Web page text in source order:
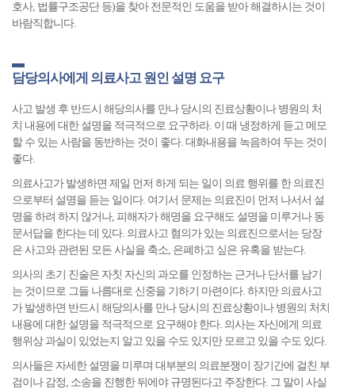
호사, 법률구조공단 등)을 찾아 전문적인 도움을 받아 해결하시는 것이
바람직합니다.
담당의사에게 의료사고 원인 설명 요구
사고 발생 후 반드시 해당의사를 만나 당시의 진료상황이나 병원의 처
치 내용에 대한 설명을 적극적으로 요구하라. 이 때 냉정하게 듣고 메모
할 수 있는 사람을 동반하는 것이 좋다. 대화내용을 녹음하여 두는 것이
좋다.
의료사고가 발생하면 제일 먼저 하게 되는 일이 의료 행위를 한 의료진
으로부터 설명을 듣는 일이다. 여기서 문제는 의료진이 먼저 나서서 설
명을 하려 하지 않거나, 피해자가 해명을 요구해도 설명을 미루거나 동
문서답을 한다는 데 있다. 의료사고 혐의가 있는 의료진으로서는 당장
은 사고와 관련된 모든 사실을 축소, 은폐하고 싶은 유혹을 받는다.
의사의 초기 진술은 자칫 자신의 과오를 인정하는 근거나 단서를 남기
는 것이므로 그들 나름대로 신중을 기하기 마련이다. 하지만 의료사고
가 발생하면 반드시 해당의사를 만나 당시의 진료상황이나 병원의 처치
내용에 대한 설명을 적극적으로 요구해야 한다. 의사는 자신에게 의료
행위상 과실이 있었는지 알고 있을 수도 있지만 모르고 있을 수도 있다.
의사들은 자세한 설명을 미루며 대부분의 의료분쟁이 장기간에 걸친 부
검이나 감정, 소송을 진행한 뒤에야 규명된다고 주장한다. 그 말이 사실